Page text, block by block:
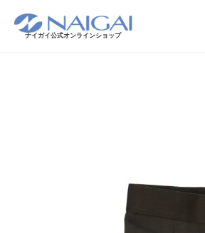
ナイガイ公式オンラインショップ